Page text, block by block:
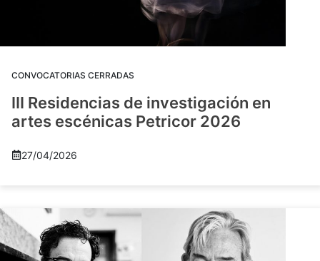
CONVOCATORIAS CERRADAS
III Residencias de investigación en
artes escénicas Petricor 2026
27/04/2026